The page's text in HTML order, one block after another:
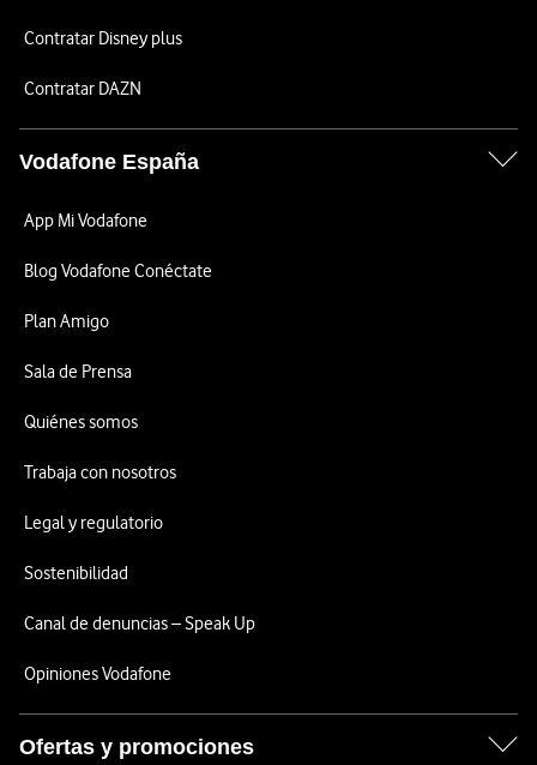
Contratar Disney plus
Contratar DAZN
Vodafone España
App Mi Vodafone
Blog Vodafone Conéctate
Plan Amigo
Sala de Prensa
Quiénes somos
Trabaja con nosotros
Legal y regulatorio
Sostenibilidad
Canal de denuncias – Speak Up
Opiniones Vodafone
Ofertas y promociones